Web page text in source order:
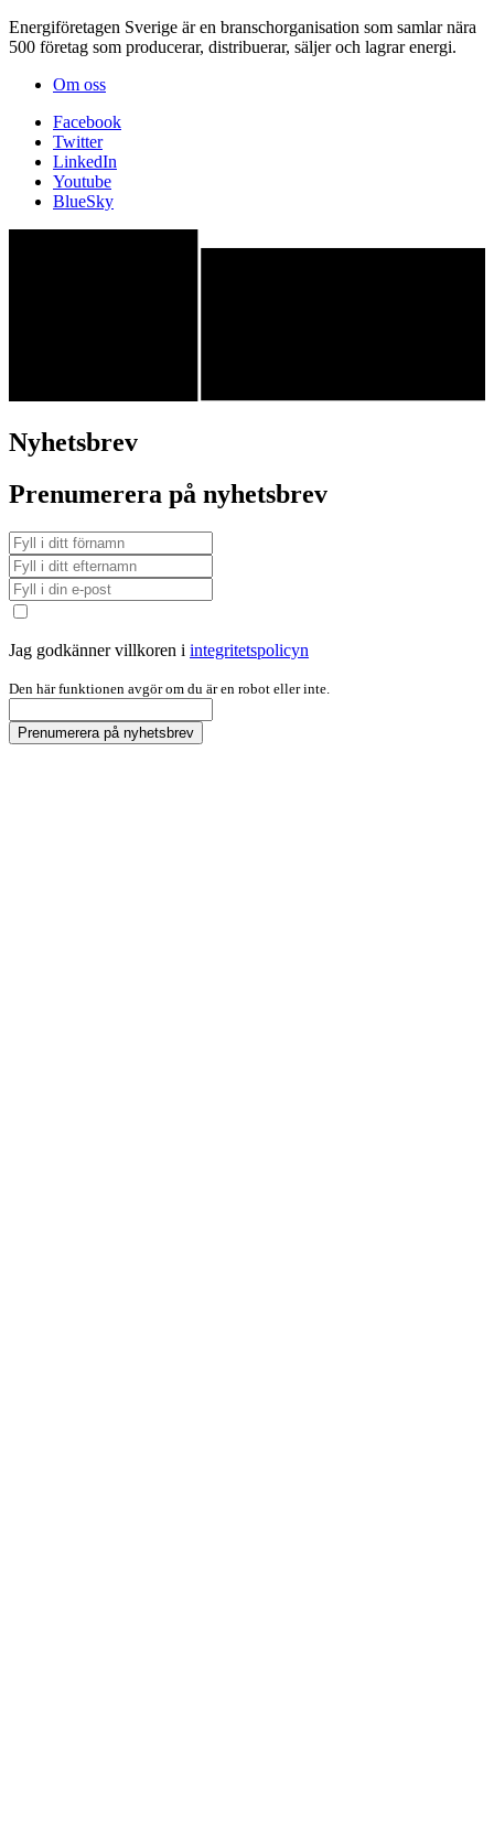
Energiföretagen Sverige är en branschorganisation som samlar nära
500 företag som producerar, distribuerar, säljer och lagrar energi.
Om oss
Facebook
Twitter
LinkedIn
Youtube
BlueSky
Nyhetsbrev
Prenumerera på nyhetsbrev
Jag godkänner villkoren i integritetspolicyn
Den här funktionen avgör om du är en robot eller inte.